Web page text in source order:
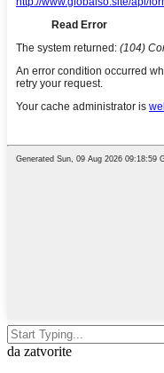
da zatvorite